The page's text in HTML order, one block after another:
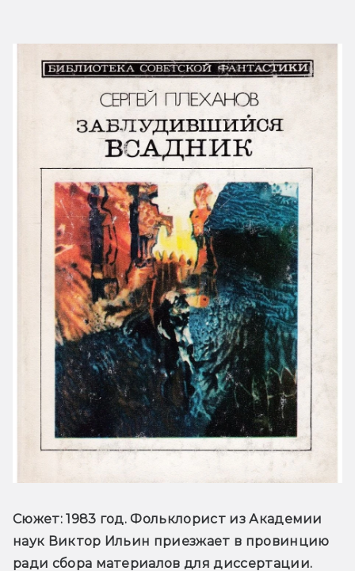
Сюжет: 1983 год. Фольклорист из Академии
наук Виктор Ильин приезжает в провинцию
ради сбора материалов для диссертации.